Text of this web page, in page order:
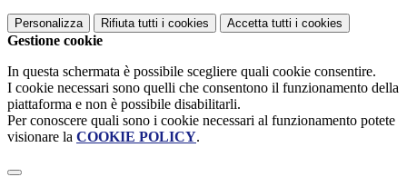
Personalizza Rifiuta tutti i cookies Accetta tutti i cookies
Gestione cookie
In questa schermata è possibile scegliere quali cookie consentire.
I cookie necessari sono quelli che consentono il funzionamento della
piattaforma e non è possibile disabilitarli.
Per conoscere quali sono i cookie necessari al funzionamento potete
visionare la COOKIE POLICY.